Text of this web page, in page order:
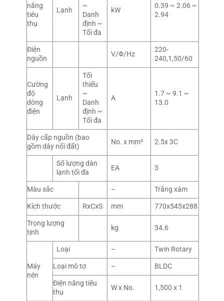
năng
tiêu
thụ
Lạnh
~
Danh
định ~
Tối đa
kW
0.39 ~ 2.06 ~
2.94
Điện
nguồn
V/Φ/Hz
220-
240,1,50/60
Cường
độ
dòng
điện
Lạnh
Tối
thiểu
~
Danh
định ~
Tối đa
A
1.7 ~ 9.1 ~
13.0
Dây cấp nguồn (bao
gồm dây nối đất)
No. x mm² 2.5x 3C
Số lượng dàn
lạnh tối đa
EA 3
Màu sắc –
Trắng xám
Kích thước
RxCxS mm
770x545x288
Trọng lượng
tịnh
kg 34.6
Máy
nén
Loại –
Twin Rotary
Loại mô tơ
–
BLDC
Điện năng tiêu
thụ
W x No. 1,500 x 1